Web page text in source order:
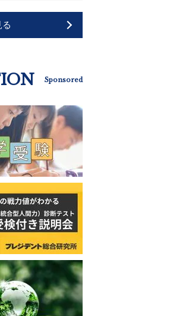
る
Sponsored